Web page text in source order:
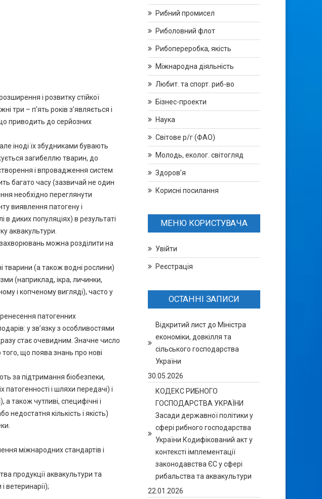
і розвитку стійкої
три – п’ять років з’являється і
приводить до серйозних
іноді їх збудниками бувають
загибеллю тварин, до
і впровадження систем
багато часу (зазвичай не один
необхідно переглянути
виявлення патогену і
диких популяціях) в результаті
аквакультури.
можна розділити на
тварини (а також водні рослини)
(наприклад, ікра, личинки,
і копченому вигляді), часто у
патогенних
у зв’язку з особливостями
стає очевидним. Значне число
що поява знань про нові
за підтримання біобезпеки,
і шляхи передачі) і
також чутливі, специфічні і
недостатня кількість і якість)
міжнародних стандартів і
продукції аквакультури та
ветеринарії);
Рибний промисел
Риболовний флот
Рибопереробка, якість
Міжнародна діяльність
Любит. та спорт. риб-во
Бізнес-проекти
Наука
Світове р/г (ФАО)
Молодь, еколог. світогляд
Здоров’я
Корисні посилання
МЕНЮ КОРИСТУВАЧА
Увійти
Реєстрація
ОСТАННІ ЗАПИСИ
Відкритий лист до Міністра
економіки, довкілля та
сільського господарства
України
30.05.2026
КОДЕКС РИБНОГО
ГОСПОДАРСТВА УКРАЇНИ
Засади державної політики у
сфері рибного господарства
України Кодифікований акт у
контексті імплементації
законодавства ЄС у сфері
рибальства та аквакультури
22.01.2026